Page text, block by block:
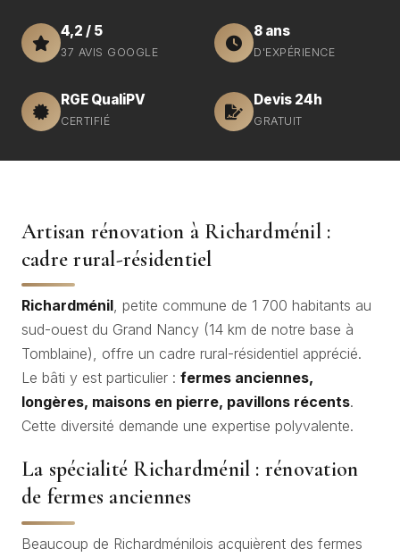
4,2 / 5
37 AVIS GOOGLE
8 ans
D'EXPÉRIENCE
RGE QualiPV
CERTIFIÉ
Devis 24h
GRATUIT
Artisan rénovation à Richardménil :
cadre rural-résidentiel
Richardménil, petite commune de 1 700 habitants au
sud-ouest du Grand Nancy (14 km de notre base à
Tomblaine), offre un cadre rural-résidentiel apprécié.
Le bâti y est particulier : fermes anciennes,
longères, maisons en pierre, pavillons récents.
Cette diversité demande une expertise polyvalente.
La spécialité Richardménil : rénovation
de fermes anciennes
Beaucoup de Richardménilois acquièrent des fermes